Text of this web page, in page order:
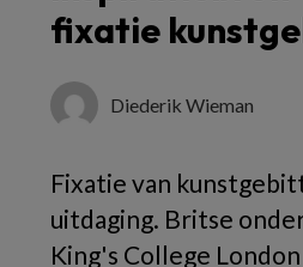
fixatie
Diederik Wieman
Fixatie van
uitdaging. Britse
King's College